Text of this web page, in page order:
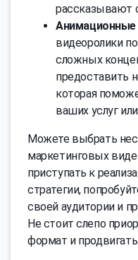
рассказывают
Анимационные
видеоролики
сложных
предоставить
которая
ваших услуг
Можете выбрать
маркетинговых
приступать к
стратегии,
своей аудитории и
Не стоит слепо
формат и продвигать